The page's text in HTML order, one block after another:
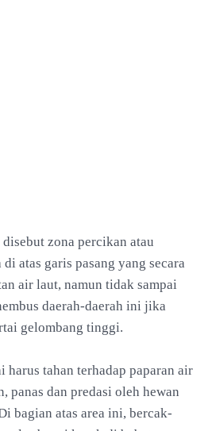
zona percikan atau
atas garis pasang yang secara
air laut, namun tidak sampai
daerah-daerah ini jika
gelombang tinggi.
harus tahan terhadap paparan air
panas dan predasi oleh hewan
bagian atas area ini, bercak-